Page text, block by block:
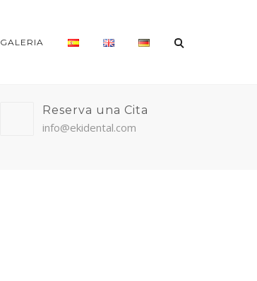
GALERIA
Reserva una Cita
info@ekidental.com